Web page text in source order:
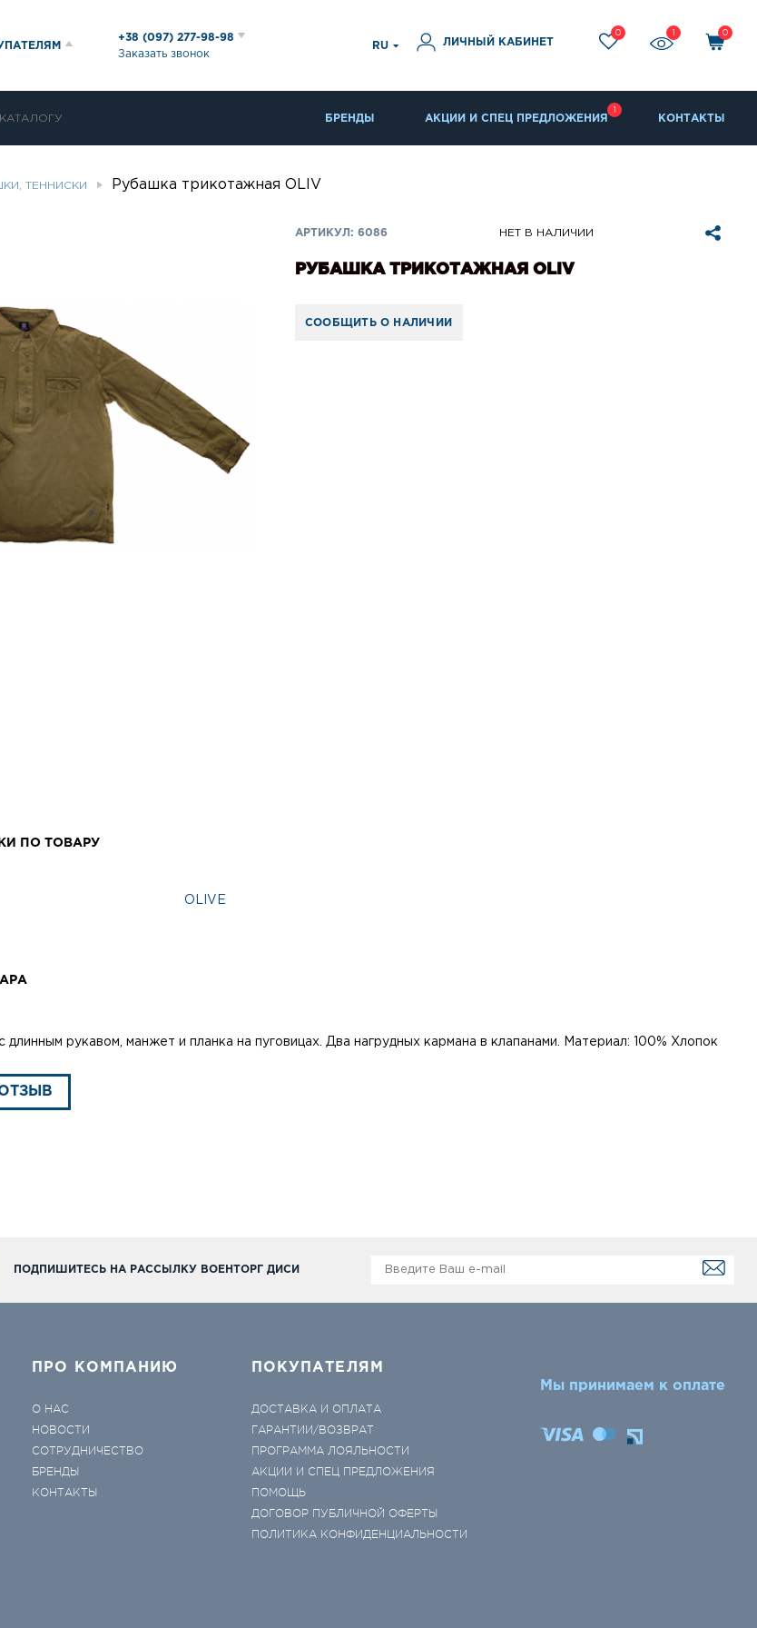
+38 (097) 277-98-98
Заказать звонок
RU ЛИЧНЫЙ КАБИНЕТ
0 0
БРЕНДЫ АКЦИИ И СПЕЦ ПРЕДЛОЖЕНИЯ КОНТАКТЫ
ТЕННИСКИ Рубашка трикотажная ОLIV
АРТИКУЛ: 6086 НЕТ В НАЛИЧИИ
РУБАШКА ТРИКОТАЖНАЯ ОLIV
СООБЩИТЬ О НАЛИЧИИ
ПО ТОВАРУ
OLIVE
длинным рукавом, манжет и планка на пуговицах. Два нагрудных кармана в клапанами. Материал: 100% Хлопок
ПОДПИШИТЕСЬ НА РАССЫЛКУ ВОЕНТОРГ ДИСИ
ПРО КОМПАНИЮ
О НАС
НОВОСТИ
СОТРУДНИЧЕСТВО
БРЕНДЫ
КОНТАКТЫ
ПОКУПАТЕЛЯМ
ДОСТАВКА И ОПЛАТА
ГАРАНТИИ/ВОЗВРАТ
ПРОГРАММА ЛОЯЛЬНОСТИ
АКЦИИ И СПЕЦ ПРЕДЛОЖЕНИЯ
ПОМОЩЬ
ДОГОВОР ПУБЛИЧНОЙ ОФЕРТЫ
ПОЛИТИКА КОНФИДЕНЦИАЛЬНОСТИ
Мы принимаем к оплате